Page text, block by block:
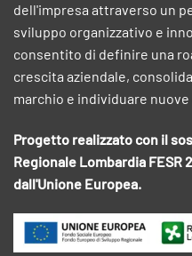
dell'impresa attraverso un
sviluppo organizzativo e
consentito di definire una
crescita aziendale,
marchio e individuare
Progetto realizzato con il
Regionale Lombardia FESR
dall'Unione Europea.